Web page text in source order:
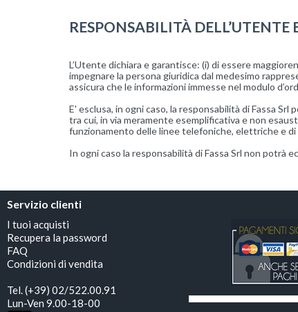
RESPONSABILITÀ
L’Utente dichiara e garantisce: (i) di essere
impegnare la persona giuridica dal medesimo
assicura che le informazioni immesse nel modulo
E' esclusa, in ogni caso, la responsabilità di Fassa
tra cui, in via meramente esemplificativa e non
funzionamento delle linee telefoniche, elettriche e di
In ogni caso la responsabilità di Fassa Srl non potrà
Servizio clienti
I tuoi acquisti
Recupera la password
FAQ
Condizioni di vendita
Tel. (+39) 02/522.00.91
Lun-Ven 9.00-18-00